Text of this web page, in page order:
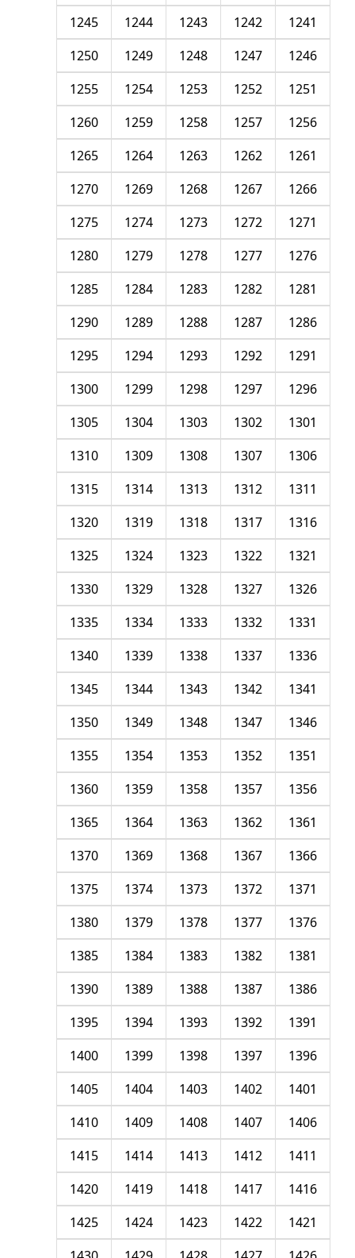
1241
1242
1243
1244
1245
1246
1247
1248
1249
1250
1251
1252
1253
1254
1255
1256
1257
1258
1259
1260
1261
1262
1263
1264
1265
1266
1267
1268
1269
1270
1271
1272
1273
1274
1275
1276
1277
1278
1279
1280
1281
1282
1283
1284
1285
1286
1287
1288
1289
1290
1291
1292
1293
1294
1295
1296
1297
1298
1299
1300
1301
1302
1303
1304
1305
1306
1307
1308
1309
1310
1311
1312
1313
1314
1315
1316
1317
1318
1319
1320
1321
1322
1323
1324
1325
1326
1327
1328
1329
1330
1331
1332
1333
1334
1335
1336
1337
1338
1339
1340
1341
1342
1343
1344
1345
1346
1347
1348
1349
1350
1351
1352
1353
1354
1355
1356
1357
1358
1359
1360
1361
1362
1363
1364
1365
1366
1367
1368
1369
1370
1371
1372
1373
1374
1375
1376
1377
1378
1379
1380
1381
1382
1383
1384
1385
1386
1387
1388
1389
1390
1391
1392
1393
1394
1395
1396
1397
1398
1399
1400
1401
1402
1403
1404
1405
1406
1407
1408
1409
1410
1411
1412
1413
1414
1415
1416
1417
1418
1419
1420
1421
1422
1423
1424
1425